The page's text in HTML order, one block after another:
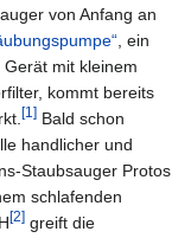
von Anfang an
, ein
mit kleinem
kommt bereits
[1] Bald schon
handlicher und
Staubsauger Protos
schlafenden
[2] greift die